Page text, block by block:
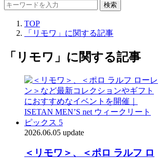
検索
TOP
「リモワ」に関する記事
「リモワ」に関する記事
2026.06.05 update
＜リモワ＞、＜ポロ ラルフ ロ